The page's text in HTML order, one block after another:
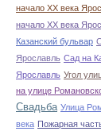
начало ХХ века
начало ХХ века
Казанский бульвар
Ярославль Сад на
Ярославль Угол
на улице
Свадьба Улица
века Пожарная